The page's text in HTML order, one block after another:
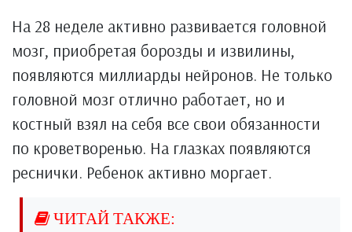
На 28 неделе активно развивается головной
мозг, приобретая борозды и извилины,
появляются миллиарды нейронов. Не только
головной мозг отлично работает, но и
костный взял на себя все свои обязанности
по кроветворенью. На глазках появляются
реснички. Ребенок активно моргает.